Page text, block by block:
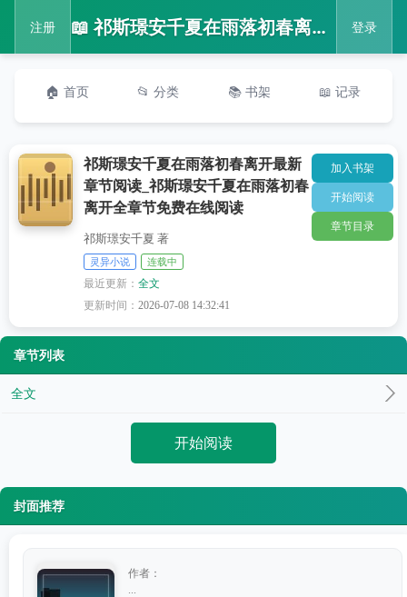
注册 📖 祁斯璟安千夏在雨落初春离开最新章节阅读_祁斯璟安千夏在雨落初春离开全章节免费在线阅读 登录
🏠 首页 📂 分类 📚 书架 📖 记录
祁斯璟安千夏在雨落初春离开最新
章节阅读_祁斯璟安千夏在雨落初春
离开全章节免费在线阅读
祁斯璟安千夏 著
灵异小说 连载中
最近更新：全文
更新时间：2026-07-08 14:32:41
加入书架
开始阅读
章节目录
章节列表
全文
开始阅读
封面推荐
作者：